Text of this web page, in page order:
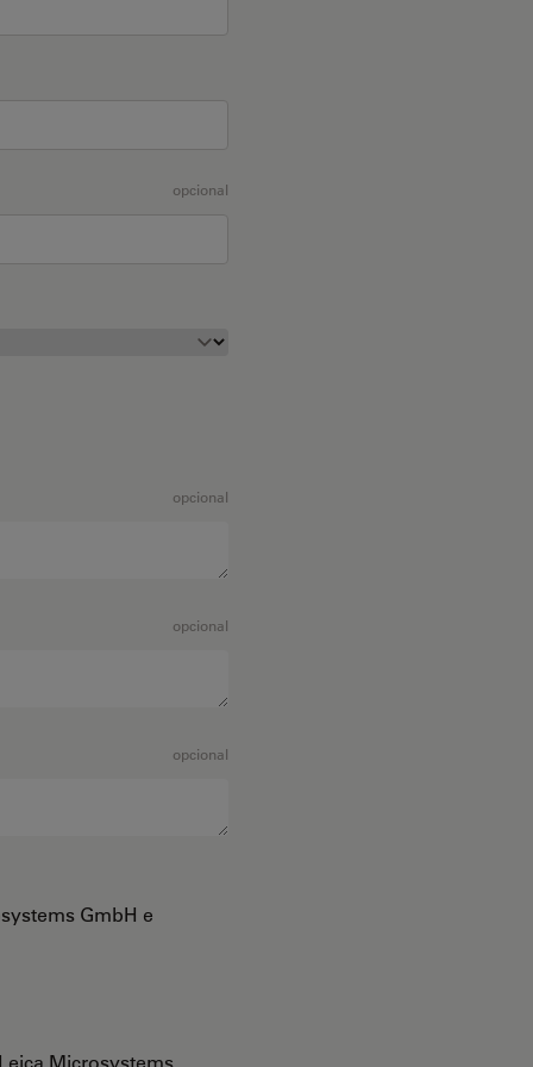
opcional
opcional
opcional
opcional
GmbH e
Microsystems